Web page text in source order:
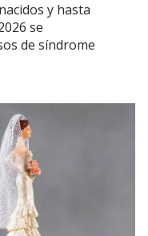
y hasta
se
de síndrome